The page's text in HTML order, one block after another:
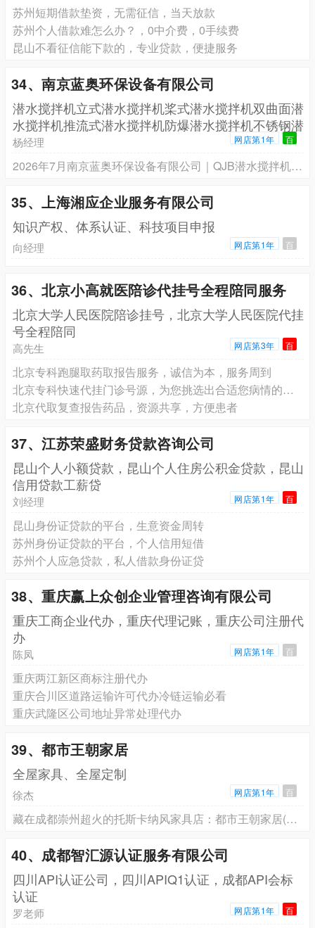
苏州短期借款垫资，无需征信，当天放款
苏州个人借款难怎么办？，0中介费，0手续费
昆山不看征信能下款的，专业贷款，便捷服务
34、南京蓝奥环保设备有限公司
潜水搅拌机立式潜水搅拌机桨式潜水搅拌机双曲面潜
水搅拌机推流式潜水搅拌机防爆潜水搅拌机不锈钢潜
水搅拌机
杨经理 网店第1年 百
2026年7月南京蓝奥环保设备有限公司｜QJB潜水搅拌机推流器选型方案：防爆/不锈钢/永磁一级能效技术专利与参数对比
35、上海湘应企业服务有限公司
知识产权、体系认证、科技项目申报
向经理 网店第1年 百
36、北京小高就医陪诊代挂号全程陪同服务
北京大学人民医院陪诊挂号，北京大学人民医院代挂
号全程陪同
高先生 网店第3年 百
北京专科跑腿取药取报告服务，诚信为本，服务周到
北京专科快速代挂门诊号源，为您挑选出合适您病情的专家
北京代取复查报告药品，资源共享，方便患者
37、江苏荣盛财务贷款咨询公司
昆山个人小额贷款，昆山个人住房公积金贷款，昆山
信用贷款工薪贷
刘经理 网店第1年 百
昆山身份证贷款的平台，生意资金周转
苏州身份证贷款的平台，个人信用短借
苏州个人应急贷款，私人借款身份证贷
38、重庆赢上众创企业管理咨询有限公司
重庆工商企业代办，重庆代理记账，重庆公司注册代
办
陈凤 网店第1年 百
重庆两江新区商标注册代办
重庆合川区道路运输许可代办冷链运输必看
重庆武隆区公司地址异常处理代办
39、都市王朝家居
全屋家具、全屋定制
徐杰 网店第1年 百
藏在成都崇州超火的托斯卡纳风家具店：都市王朝家居(总部店)
40、成都智汇源认证服务有限公司
四川API认证公司，四川APIQ1认证，成都API会标
认证
罗老师 网店第1年 百